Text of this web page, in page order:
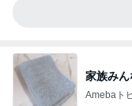
家族み
Amebaト